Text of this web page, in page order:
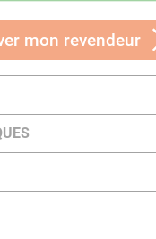
mon revendeur